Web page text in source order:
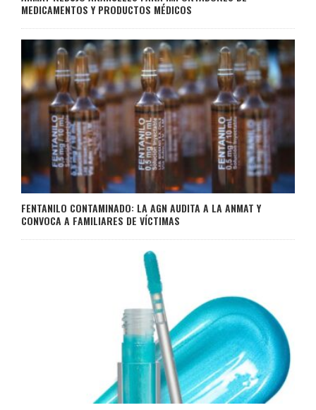
MEDICAMENTOS Y PRODUCTOS MÉDICOS
FENTANILO CONTAMINADO: LA AGN AUDITA A LA ANMAT Y
CONVOCA A FAMILIARES DE VÍCTIMAS